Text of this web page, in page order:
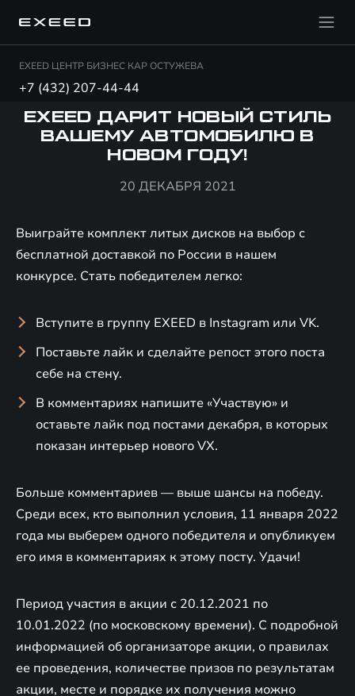
EXEED ЦЕНТР БИЗНЕС КАР ОСТУЖЕВА
+7 (432) 207-44-44
EXEED ДАРИТ НОВЫЙ СТИЛЬ
ВАШЕМУ АВТОМОБИЛЮ В
НОВОМ ГОДУ!
20 ДЕКАБРЯ 2021
Выиграйте комплект литых дисков на выбор с
бесплатной доставкой по России в нашем
конкурсе. Стать победителем легко:
Вступите в группу EXEED в Instagram или VK.
Поставьте лайк и сделайте репост этого поста
себе на стену.
В комментариях напишите «Участвую» и
оставьте лайк под постами декабря, в которых
показан интерьер нового VX.
Больше комментариев — выше шансы на победу.
Среди всех, кто выполнил условия, 11 января 2022
года мы выберем одного победителя и опубликуем
его имя в комментариях к этому посту. Удачи!
Период участия в акции с 20.12.2021 по
10.01.2022 (по московскому времени). С подробной
информацией об организаторе акции, о правилах
ее проведения, количестве призов по результатам
акции, месте и порядке их получения можно